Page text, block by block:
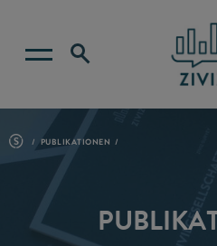
PUBLIKATIONEN